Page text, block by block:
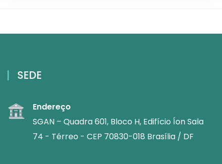
SEDE
Endereço
SGAN – Quadra 601, Bloco H, Edifício Íon Sala
74 - Térreo - CEP 70830-018 Brasília / DF